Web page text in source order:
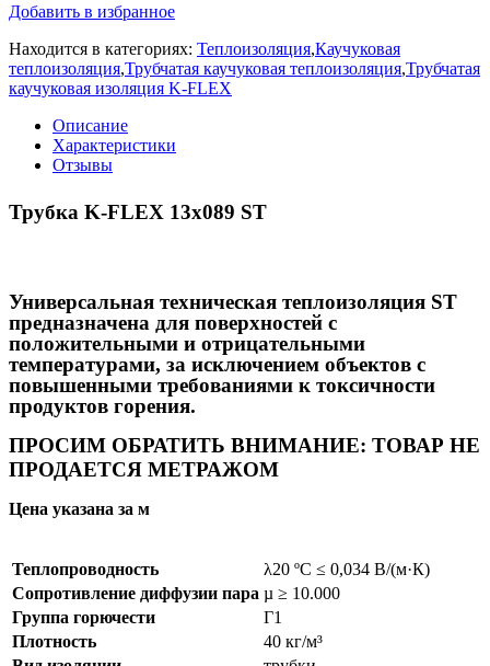
Добавить в избранное
Находится в категориях: Теплоизоляция,Каучуковая
теплоизоляция,Трубчатая каучуковая теплоизоляция,Трубчатая
каучуковая изоляция K-FLEX
Описание
Характеристики
Отзывы
Трубка K-FLEX 13x089 ST
Универсальная техническая теплоизоляция ST
предназначена для поверхностей с
положительными и отрицательными
температурами, за исключением объектов с
повышенными требованиями к токсичности
продуктов горения.
ПРОСИМ ОБРАТИТЬ ВНИМАНИЕ: ТОВАР НЕ
ПРОДАЕТСЯ МЕТРАЖОМ
Цена указана за м
Теплопроводность
λ20 ºC ≤ 0,034 В/(м·К)
Сопротивление диффузии пара µ ≥ 10.000
Группа горючести
Г1
Плотность
40 кг/м³